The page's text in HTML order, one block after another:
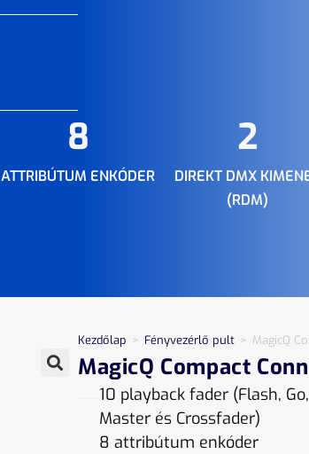
8
ATTRIBÚTUM ENKÓDER
2
DIREKT DMX
(RDM)
Kezdőlap > Fényvezérlő pult > MagicQ
MagicQ Compact
10 playback fader (Flash,
Master és Crossfader)
8 attribútum enkóder